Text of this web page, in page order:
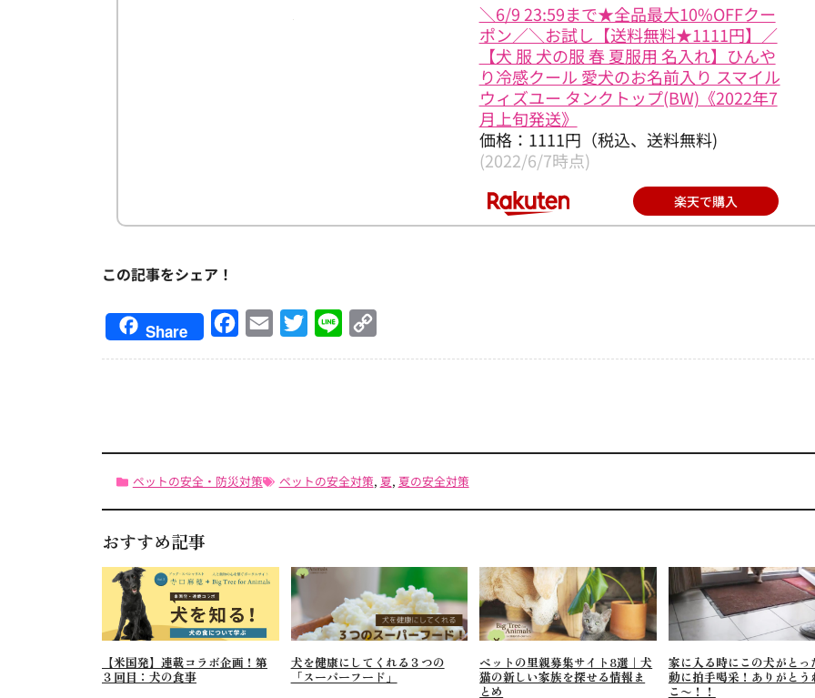
＼6/9 23:59まで★全品最大10%OFFクー
ポン／＼お試し【送料無料★1111円】／
【犬 服 犬の服 春 夏服用 名入れ】ひんや
り冷感クール 愛犬のお名前入り スマイル
ウィズユー タンクトップ(BW)《2022年7
月上旬発送》
価格：1111円（税込、送料無料)
(2022/6/7時点)
楽天で購入
この記事をシェア！
Share Facebook
Email TwitterLine
ペットの安全・防災対策 ペットの安全対策, 夏, 夏の安全対策
おすすめ記事
【米国発】連載コラボ企画！第
３回目：犬の食事
犬を健康にしてくれる３つの
「スーパーフード」
ペットの里親募集サイト8選｜犬
猫の新しい家族を探せる情報ま
とめ
家に入る時にこの犬がとっ
動に拍手喝采！ありがとう
こ〜！！